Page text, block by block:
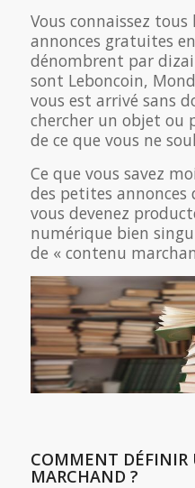
Vous connaissez
annonces gratuites
dénombrent par
sont Leboncoin,
vous est arrivé sans
chercher un objet ou
de ce que vous ne
Ce que vous savez
des petites
vous devenez
numérique bien
de « contenu
COMMENT
MARCHAND ?